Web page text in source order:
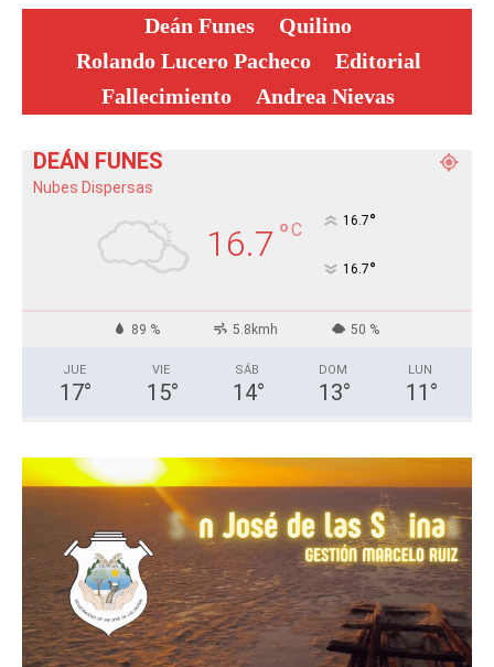
Deán Funes
Quilino
Rolando Lucero Pacheco
Editorial
Fallecimiento
Andrea Nievas
DEÁN FUNES
Nubes Dispersas
16.7 °C 16.7°
16.7°
89 % 5.8kmh 50 %
JUE
17°
VIE
15°
SÁB
14°
DOM
13°
LUN
11 °